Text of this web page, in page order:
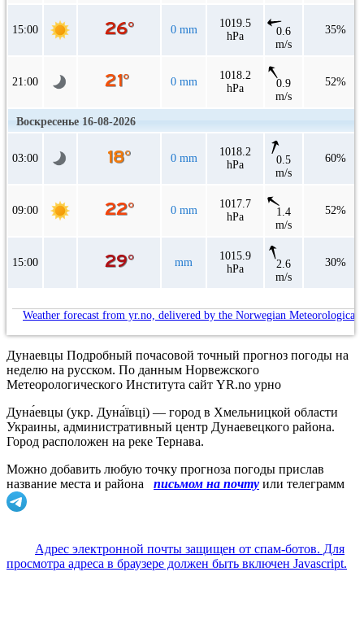
15:00 0 mm
1019.5
hPa
0.6
m/s
35%
21:00 0 mm
1018.2
hPa
0.9
m/s
52%
Воскресенье 16-08-2026
03:00 0 mm
1018.2
hPa
0.5
m/s
60%
09:00 0 mm
1017.7
hPa
1.4
m/s
52%
15:00 mm
1015.9
hPa
2.6
m/s
30%
Weather forecast from yr.no, delivered by the Norwegian Meteorological
Дунаевцы Подробный почасовой точный прогноз погоды на
неделю на русском. По данным Норвежского
Метеорологического Института сайт YR.no урно
Дуна́евцы (укр. Дуна́ївці) — город в Хмельницкой области
Украины, административный центр Дунаевецкого района.
Город расположен на реке Тернава.
Можно добавить любую точку прогноза погоды прислав
название места и района
письмом на почту или телеграмм
Адрес электронной почты защищен от спам-ботов. Для
просмотра адреса в браузере должен быть включен Javascript.